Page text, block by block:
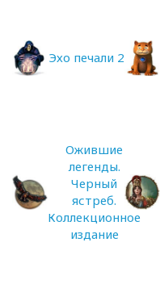
Эхо печали 2
Ожившие
легенды.
Черный
ястреб.
Коллекционное
издание